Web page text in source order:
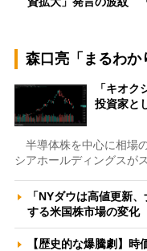
森口亮「まるわか
「キオ
投資家と
半導体株を中心に相場
シアホールディングスが
「NYダウは高値更新
する米国株市場の変
【歴史的な爆騰劇】